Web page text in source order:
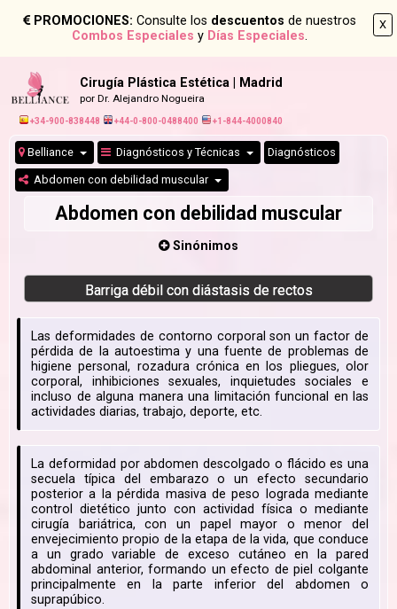
X
PROMOCIONES: Consulte los descuentos de nuestros
Combos Especiales y Días Especiales.
Cirugía Plástica Estética | Madrid
por Dr. Alejandro Nogueira
+34-900-838448 +44-0-800-0488400 +1-844-4000840
Belliance Diagnósticos y Técnicas Diagnósticos
Abdomen con debilidad muscular
Abdomen con debilidad muscular
Sinónimos
Barriga débil con diástasis de rectos
Las deformidades de contorno corporal son un factor de
pérdida de la autoestima y una fuente de problemas de
higiene personal, rozadura crónica en los pliegues, olor
corporal, inhibiciones sexuales, inquietudes sociales e
incluso de alguna manera una limitación funcional en las
actividades diarias, trabajo, deporte, etc.
La deformidad por abdomen descolgado o flácido es una
secuela típica del embarazo o un efecto secundario
posterior a la pérdida masiva de peso lograda mediante
control dietético junto con actividad física o mediante
cirugía bariátrica, con un papel mayor o menor del
envejecimiento propio de la etapa de la vida, que conduce
a un grado variable de exceso cutáneo en la pared
abdominal anterior, formando un efecto de piel colgante
principalmente en la parte inferior del abdomen o
suprapúbico.